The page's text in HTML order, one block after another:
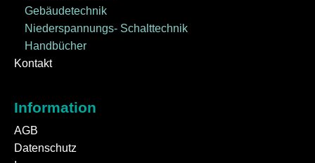
Gebäudetechnik
Niederspannungs- Schalttechnik
Handbücher
Kontakt
Information
AGB
Datenschutz